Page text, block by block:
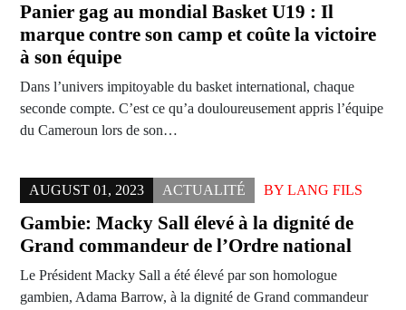
Panier gag au mondial Basket U19 : Il
marque contre son camp et coûte la victoire
à son équipe
Dans l’univers impitoyable du basket international, chaque
seconde compte. C’est ce qu’a douloureusement appris l’équipe
du Cameroun lors de son…
AUGUST 01, 2023 ACTUALITÉ BY LANG FILS
Gambie: Macky Sall élevé à la dignité de
Grand commandeur de l’Ordre national
Le Président Macky Sall a été élevé par son homologue
gambien, Adama Barrow, à la dignité de Grand commandeur